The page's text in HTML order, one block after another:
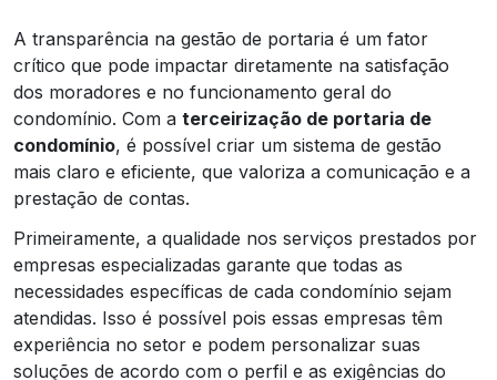
A transparência na gestão de portaria é um fator
crítico que pode impactar diretamente na satisfação
dos moradores e no funcionamento geral do
condomínio. Com a terceirização de portaria de
condomínio, é possível criar um sistema de gestão
mais claro e eficiente, que valoriza a comunicação e a
prestação de contas.
Primeiramente, a qualidade nos serviços prestados por
empresas especializadas garante que todas as
necessidades específicas de cada condomínio sejam
atendidas. Isso é possível pois essas empresas têm
experiência no setor e podem personalizar suas
soluções de acordo com o perfil e as exigências do